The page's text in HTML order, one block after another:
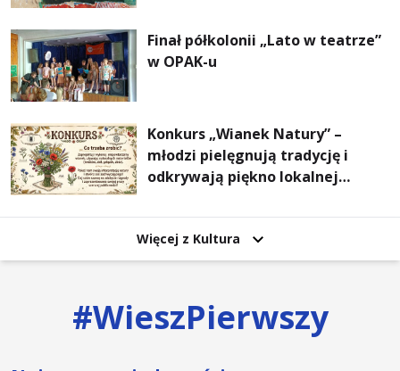
Finał półkolonii „Lato w teatrze”
w OPAK-u
Konkurs „Wianek Natury” –
młodzi pielęgnują tradycję i
odkrywają piękno lokalnej
Więcej z Kultura
#WieszPierwszy